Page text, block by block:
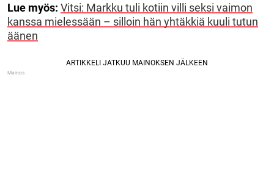
Lue myös: Vitsi: Markku tuli kotiin villi seksi vaimon
kanssa mielessään – silloin hän yhtäkkiä kuuli tutun
äänen